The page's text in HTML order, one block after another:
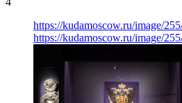
https://kudamoscow.ru/image/
https://kudamoscow.ru/image/